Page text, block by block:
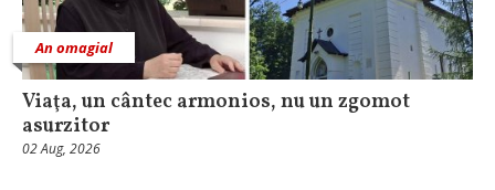
An omagial
Viaţa, un cântec armonios, nu un zgomot
asurzitor
02 Aug, 2026